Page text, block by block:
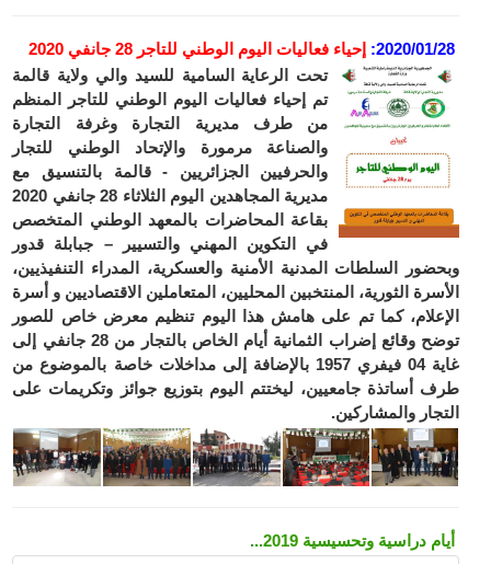
2020/01/28
: إحياء فعاليات اليوم الوطني للتاجر 28 جانفي 2020
تحت الرعاية السامية للسيد والي ولاية قالمة
تم إحياء فعاليات اليوم الوطني للتاجر المنظم
من طرف مديرية التجارة وغرفة التجارة
والصناعة مرمورة والإتحاد الوطني للتجار
والحرفيين الجزائريين - قالمة بالتنسيق مع
مديرية المجاهدين اليوم الثلاثاء 28 جانفي 2020
بقاعة المحاضرات بالمعهد الوطني المتخصص
في التكوين المهني والتسيير – جبابلة قدور
وبحضور السلطات المدنية الأمنية والعسكرية، المدراء التنفيذيين،
الأسرة الثورية، المنتخبين المحليين، المتعاملين الاقتصاديين و أسرة
الإعلام، كما تم على هامش هذا اليوم تنظيم معرض خاص للصور
توضح وقائع إضراب الثمانية أيام الخاص بالتجار من 28 جانفي إلى
غاية 04 فيفري 1957 بالإضافة إلى مداخلات خاصة بالموضوع من
طرف أساتذة جامعيين، ليختتم اليوم بتوزيع جوائز وتكريمات على
التجار والمشاركين.
أيام دراسية وتحسيسية 2019...